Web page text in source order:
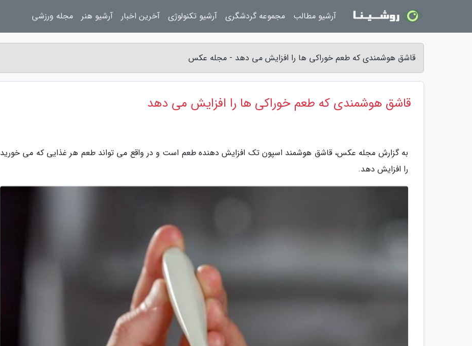
قاشق هوشمندی که طعم خوراکی ها را افزایش می دهد - مجله عکس
قاشق هوشمندی که طعم خوراکی ها را افزایش می دهد
به گزارش مجله عکس، قاشق هوشمند اسپون تک افزایش دهنده طعم است و در واقع می تواند طعم هر غذایی که می خورید
را افزایش دهد.
آرشیو مطالب مجموعه گردشگری آرشیو تکنولوژی آخرین اخبار آرشیو هنر مجله ورزشی